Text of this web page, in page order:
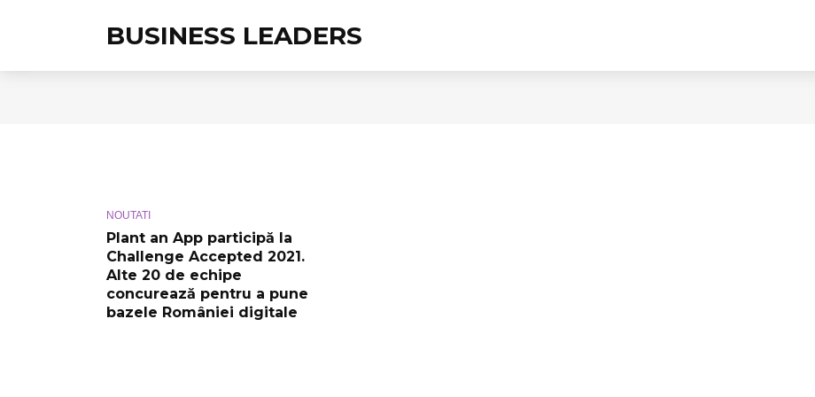
BUSINESS LEADERS
NOUTATI
Plant an App participă la
Challenge Accepted 2021.
Alte 20 de echipe
concurează pentru a pune
bazele României digitale